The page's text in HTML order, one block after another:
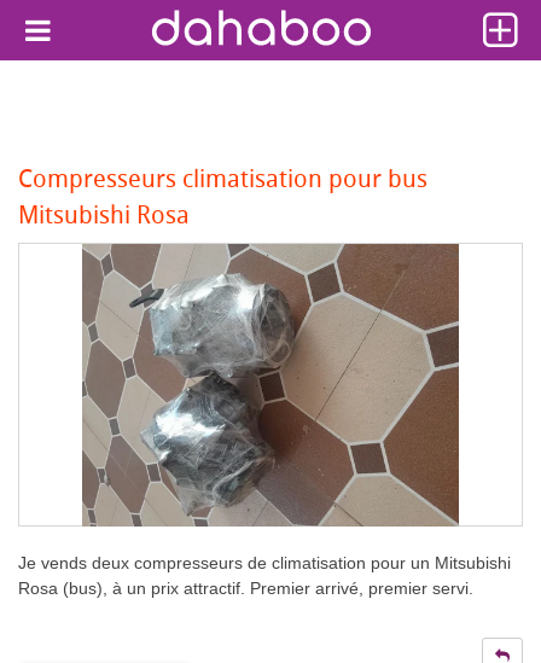
Compresseurs climatisation pour bus
Mitsubishi Rosa
Je vends deux compresseurs de climatisation pour un Mitsubishi
Rosa (bus), à un prix attractif. Premier arrivé, premier servi.